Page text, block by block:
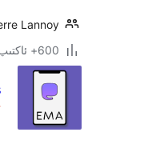
Lannoy
600+ ئاكتىپ ئورنىتىش